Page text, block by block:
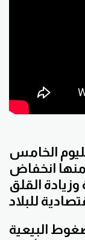
لليوم الخامس
انخفاض
وزيادة القلق
البيعية